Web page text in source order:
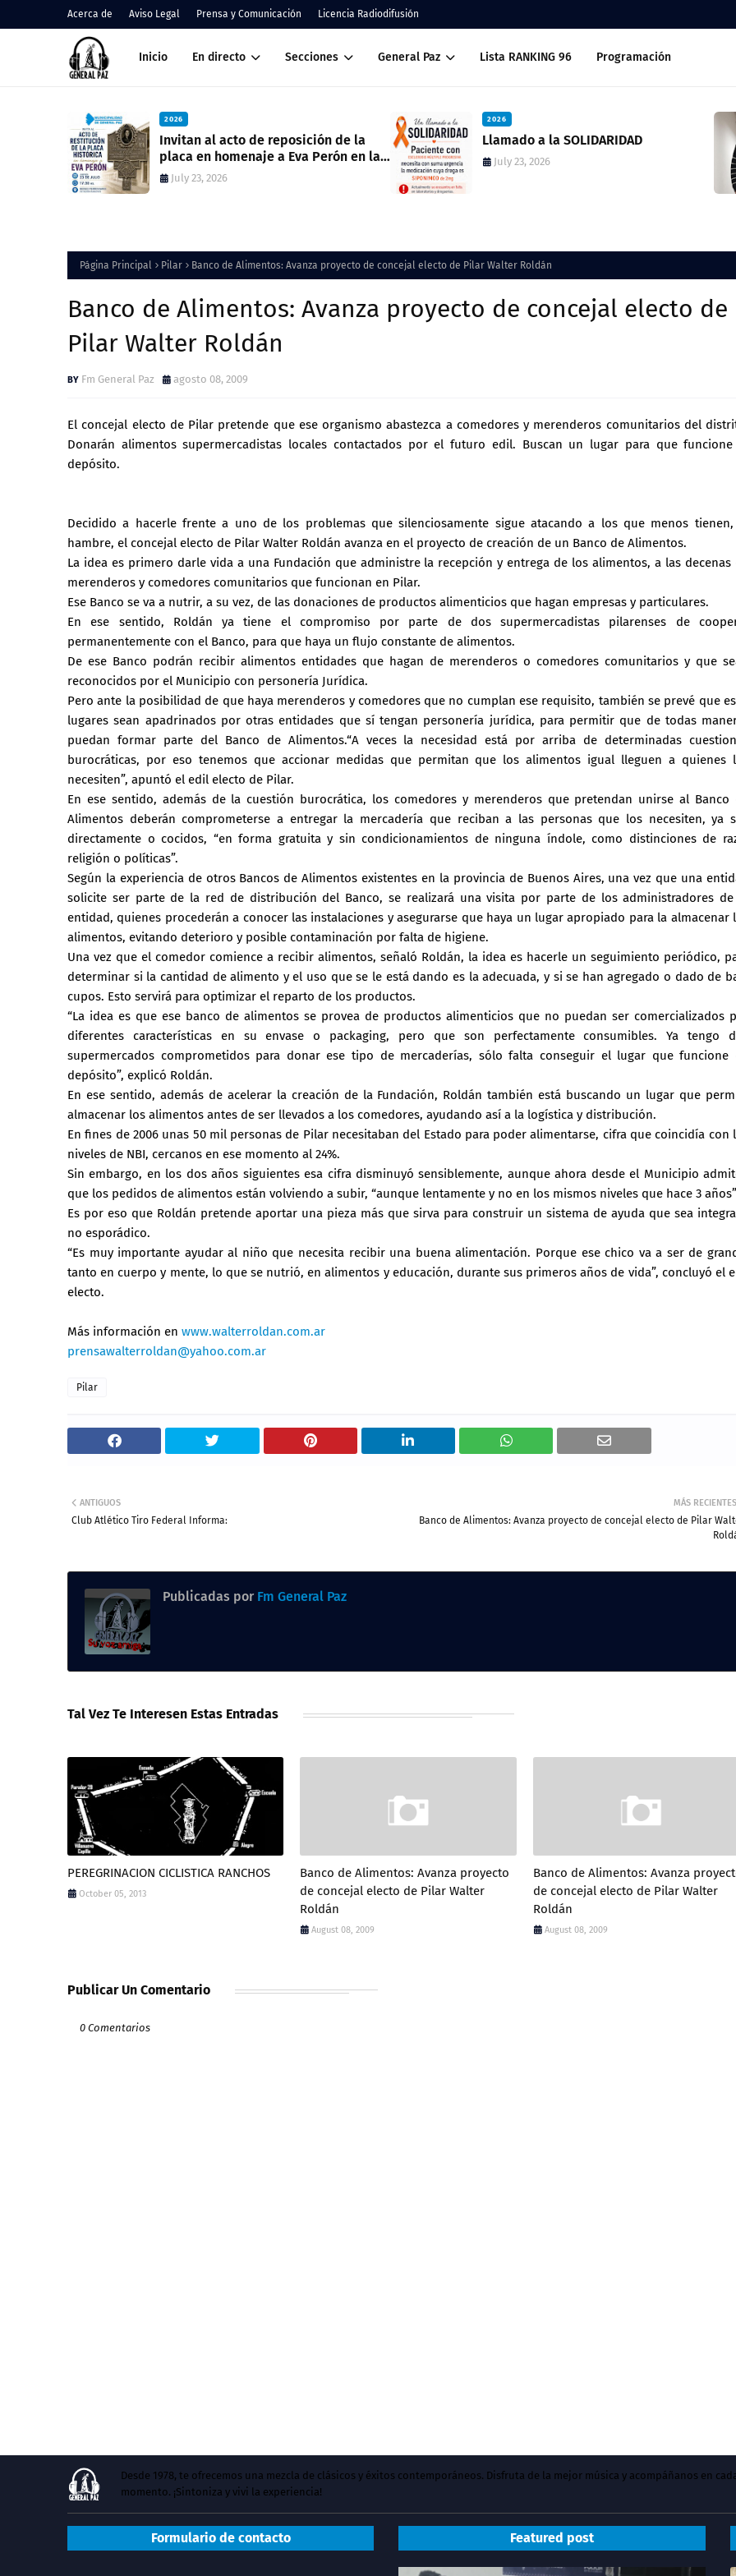
Acerca de Aviso Legal Prensa y Comunicación Licencia Radiodifusión
Inicio En directo Secciones General Paz Lista RANKING 96 Programación
2026
Invitan al acto de reposición de la
placa en homenaje a Eva Perón en la
ex estación del ferrocarril
July 23, 2026
2026
Llamado a la SOLIDARIDAD
July 23, 2026
Página Principal Pilar
Banco de Alimentos: Avanza proyecto de concejal electo de
Fm General Paz agosto 08, 2009
El concejal electo de Pilar pretende que ese organismo abastezca a comedores y merenderos comunitarios del
Donarán alimentos supermercadistas locales contactados por el futuro edil. Buscan un lugar para que
depósito.
Decidido a hacerle frente a uno de los problemas que silenciosamente sigue atacando a los que menos
hambre, el concejal electo de Pilar Walter Roldán avanza en el proyecto de creación de un Banco de Alimentos.
La idea es primero darle vida a una Fundación que administre la recepción y entrega de los alimentos, a las decenas
merenderos y comedores comunitarios que funcionan en Pilar.
Ese Banco se va a nutrir, a su vez, de las donaciones de productos alimenticios que hagan empresas y particulares.
En ese sentido, Roldán ya tiene el compromiso por parte de dos supermercadistas pilarenses de
permanentemente con el Banco, para que haya un flujo constante de alimentos.
De ese Banco podrán recibir alimentos entidades que hagan de merenderos o comedores comunitarios y que
reconocidos por el Municipio con personería Jurídica.
Pero ante la posibilidad de que haya merenderos y comedores que no cumplan ese requisito, también se prevé que
lugares sean apadrinados por otras entidades que sí tengan personería jurídica, para permitir que de todas
puedan formar parte del Banco de Alimentos.“A veces la necesidad está por arriba de determinadas
burocráticas, por eso tenemos que accionar medidas que permitan que los alimentos igual lleguen a quienes
necesiten”, apuntó el edil electo de Pilar.
En ese sentido, además de la cuestión burocrática, los comedores y merenderos que pretendan unirse al Banco
Alimentos deberán comprometerse a entregar la mercadería que reciban a las personas que los necesiten, ya
directamente o cocidos, “en forma gratuita y sin condicionamientos de ninguna índole, como distinciones de
religión o políticas”.
Según la experiencia de otros Bancos de Alimentos existentes en la provincia de Buenos Aires, una vez que una
solicite ser parte de la red de distribución del Banco, se realizará una visita por parte de los administradores
entidad, quienes procederán a conocer las instalaciones y asegurarse que haya un lugar apropiado para la almacenar
alimentos, evitando deterioro y posible contaminación por falta de higiene.
Una vez que el comedor comience a recibir alimentos, señaló Roldán, la idea es hacerle un seguimiento periódico,
determinar si la cantidad de alimento y el uso que se le está dando es la adecuada, y si se han agregado o dado de
cupos. Esto servirá para optimizar el reparto de los productos.
“La idea es que ese banco de alimentos se provea de productos alimenticios que no puedan ser comercializados
diferentes características en su envase o packaging, pero que son perfectamente consumibles. Ya tengo
supermercados comprometidos para donar ese tipo de mercaderías, sólo falta conseguir el lugar que funcione
depósito”, explicó Roldán.
En ese sentido, además de acelerar la creación de la Fundación, Roldán también está buscando un lugar que
almacenar los alimentos antes de ser llevados a los comedores, ayudando así a la logística y distribución.
En fines de 2006 unas 50 mil personas de Pilar necesitaban del Estado para poder alimentarse, cifra que coincidía con
niveles de NBI, cercanos en ese momento al 24%.
Sin embargo, en los dos años siguientes esa cifra disminuyó sensiblemente, aunque ahora desde el Municipio
que los pedidos de alimentos están volviendo a subir, “aunque lentamente y no en los mismos niveles que hace 3
Es por eso que Roldán pretende aportar una pieza más que sirva para construir un sistema de ayuda que sea
no esporádico.
“Es muy importante ayudar al niño que necesita recibir una buena alimentación. Porque ese chico va a ser de
tanto en cuerpo y mente, lo que se nutrió, en alimentos y educación, durante sus primeros años de vida”, concluyó el
electo.
Más información en www.walterroldan.com.ar
prensawalterroldan@yahoo.com.ar
Pilar
MÁS RECIENTES
Banco de Alimentos: Avanza proyecto de concejal electo de Pilar
ANTIGUOS
Club Atlético Tiro Federal Informa:
Publicadas por Fm General Paz
Tal Vez Te Interesen Estas Entradas
PEREGRINACION CICLISTICA RANCHOS
October 05, 2013
Banco de Alimentos: Avanza proyecto
de concejal electo de Pilar Walter
August 08, 2009
Banco de Alimentos: Avanza
de concejal electo de Pilar Walter
August 08, 2009
Publicar Un Comentario
0 Comentarios
Desde 1978, te ofrecemos una mezcla de clásicos y éxitos contemporáneos. Disfruta de la mejor música y acompáñanos en
momento. ¡Sintoniza y vivi la experiencia!
Formulario de contacto Featured post